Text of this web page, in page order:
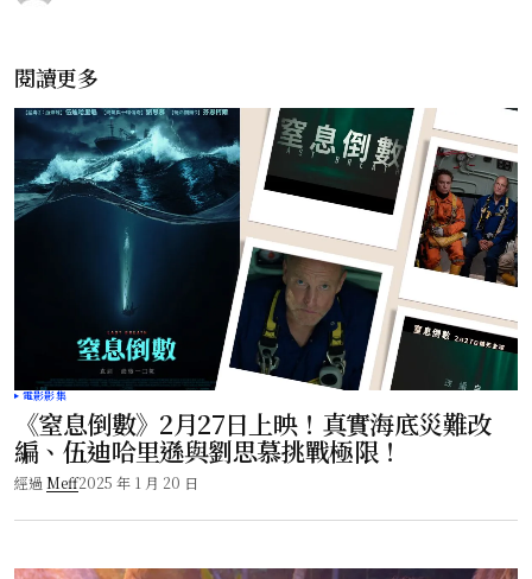
閱讀更多
電影影集
《窒息倒數》2月27日上映！真實海底災難改
編、伍迪哈里遜與劉思慕挑戰極限！
經過 Meff2025 年 1 月 20 日